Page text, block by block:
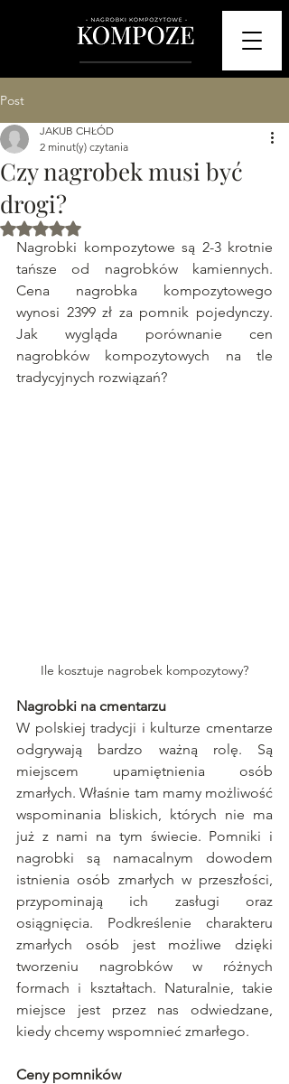
Post
Czy nagrobek musi być
drogi?
JAKUB CHŁÓD
2 minut(y) czytania
Oceniono na NaN z 5 gwiazdek.
Nagrobki kompozytowe są 2-3 krotnie
tańsze od nagrobków kamiennych.
Cena nagrobka kompozytowego
wynosi 2399 zł za pomnik pojedynczy.
Jak wygląda porównanie cen
nagrobków kompozytowych na tle
tradycyjnych rozwiązań?
Ile kosztuje nagrobek kompozytowy?
Nagrobki na cmentarzu
W polskiej tradycji i kulturze cmentarze
odgrywają bardzo ważną rolę. Są
miejscem upamiętnienia osób
zmarłych. Właśnie tam mamy możliwość
wspominania bliskich, których nie ma
już z nami na tym świecie. Pomniki i
nagrobki są namacalnym dowodem
istnienia osób zmarłych w przeszłości,
przypominają ich zasługi oraz
osiągnięcia. Podkreślenie charakteru
zmarłych osób jest możliwe dzięki
tworzeniu nagrobków w różnych
formach i kształtach. Naturalnie, takie
miejsce jest przez nas odwiedzane,
kiedy chcemy wspomnieć zmarłego.
Ceny pomników